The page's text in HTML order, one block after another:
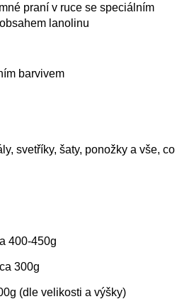
praní v ruce se speciálním
lanolinu
barvivem
svetříky, šaty, ponožky a vše, co
400-450g
300g
(dle velikosti a výšky)